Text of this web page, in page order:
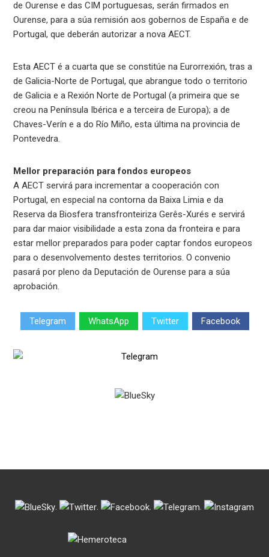
de Ourense e das CIM portuguesas, serán firmados en
Ourense, para a súa remisión aos gobernos de España e de
Portugal, que deberán autorizar a nova AECT.
Esta AECT é a cuarta que se constitúe na Eurorrexión, tras a
de Galicia-Norte de Portugal, que abrangue todo o territorio
de Galicia e a Rexión Norte de Portugal (a primeira que se
creou na Península Ibérica e a terceira de Europa); a de
Chaves-Verín e a do Río Miño, esta última na provincia de
Pontevedra.
Mellor preparación para fondos europeos
A AECT servirá para incrementar a cooperación con
Portugal, en especial na contorna da Baixa Limia e da
Reserva da Biosfera transfronteiriza Gerês-Xurés e servirá
para dar maior visibilidade a esta zona da fronteira e para
estar mellor preparados para poder captar fondos europeos
para o desenvolvemento destes territorios. O convenio
pasará por pleno da Deputación de Ourense para a súa
aprobación.
Telegram WhatsApp Twitter Facebook
. . . .